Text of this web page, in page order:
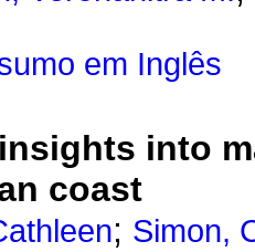
em Inglês
into
coast
; Simon,